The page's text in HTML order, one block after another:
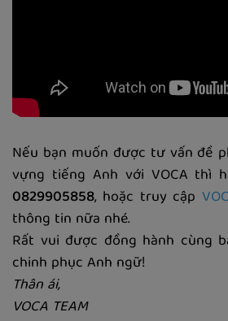
Nếu bạn muốn được tư vấn đề
vựng tiếng Anh với VOCA thì
0829905858, hoặc truy cập
thông tin nữa nhé.
Rất vui được đồng hành cùng
chinh phục Anh ngữ!
Thân ái,
VOCA TEAM